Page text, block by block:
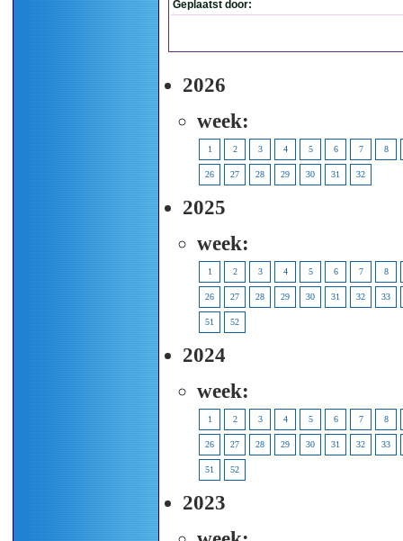
Geplaatst door:
2026
week:
1 2 3 4 5 6 7 8
26 27 28 29 30 31 32
2025
week:
1 2 3 4 5 6 7 8
26 27 28 29 30 31 32 33
51 52
2024
week:
1 2 3 4 5 6 7 8
26 27 28 29 30 31 32 33
51 52
2023